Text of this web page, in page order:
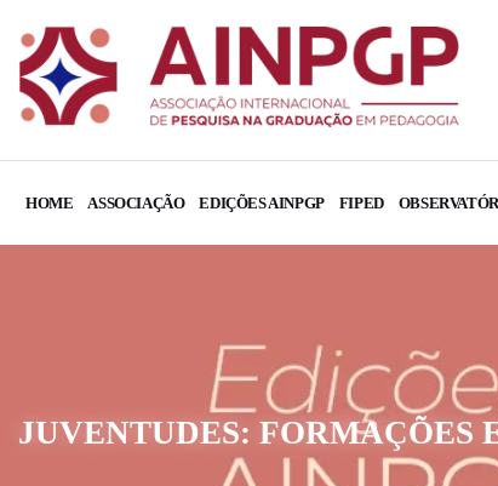
HOME ASSOCIAÇÃO EDIÇÕES AINPGP FIPED
JUVENTUDES: FORMAÇÕES